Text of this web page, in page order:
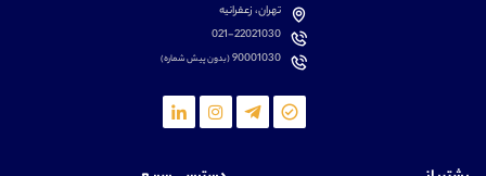
تهران، زعفرانیه
021-22021030
90001030(بدون پیش شماره)